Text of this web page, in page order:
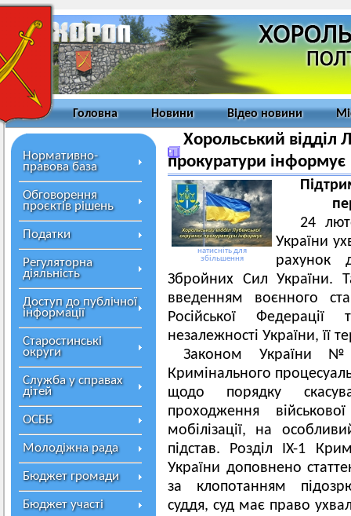
Головна Новини Відео новини
Нормативно-
правова база
Обговорення
проєктів рішень
Податки
Регуляторна
діяльність
Доступ до публічної
інформації
Старостинські
округи
Служба у справах
дітей
ОСББ
Молодіжна рада
Бюджет громади
Бюджет участі
Хорольський відділ
прокуратури інформує
натисніть для
збільшення
24
України
рахунок
Збройних Сил України.
введенням воєнного
Російської
незалежності України, її
Законом України
Кримінального
щодо порядку
проходження
мобілізації, на
підстав. Розділ IX-1
України доповнено
за клопотанням
суддя, суд має право